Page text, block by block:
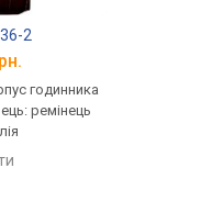
2
годинника
ремінець